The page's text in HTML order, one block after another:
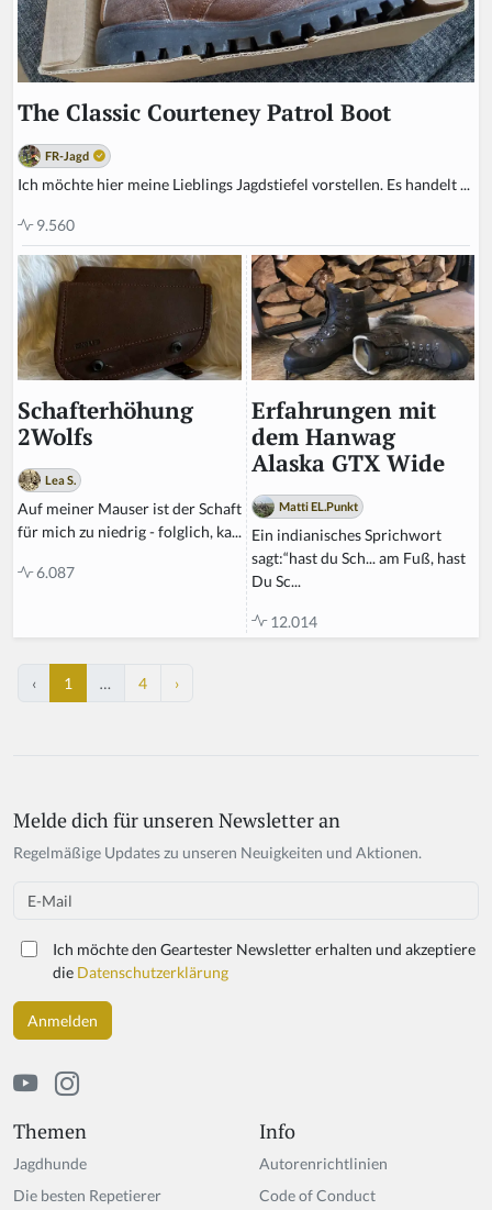
The Classic Courteney Patrol Boot
FR-Jagd
Ich möchte hier meine Lieblings Jagdstiefel vorstellen. Es handelt ...
9.560
Schafterhöhung
2Wolfs
Lea S.
Auf meiner Mauser ist der Schaft
für mich zu niedrig - folglich, ka...
6.087
Erfahrungen mit
dem Hanwag
Alaska GTX Wide
Matti EL.Punkt
Ein indianisches Sprichwort
sagt:“hast du Sch... am Fuß, hast
Du Sc...
12.014
‹ 1 … 4 ›
Themen
Jagdhunde
Die besten Repetierer
Info
Autorenrichtlinien
Code of Conduct
Melde dich für unseren Newsletter an
Regelmäßige Updates zu unseren Neuigkeiten und Aktionen.
Email
Ich möchte den Geartester Newsletter erhalten und akzeptiere
die Datenschutzerklärung